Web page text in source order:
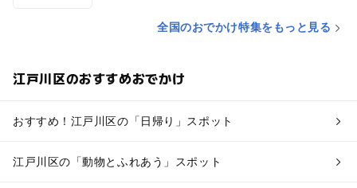
全国のおでかけ特集をもっと見る
江戸川区のおすすめおでかけ
おすすめ！江戸川区の「日帰り」スポット
江戸川区の「動物とふれあう」スポット